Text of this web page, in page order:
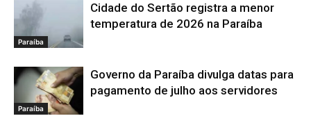
Paraíba
Cidade do Sertão registra a menor
temperatura de 2026 na Paraíba
Paraíba
Governo da Paraíba divulga datas para
pagamento de julho aos servidores